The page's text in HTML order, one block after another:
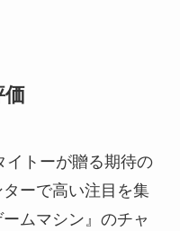
価
イトーが贈る期待の
ーで高い注目を集
ムマシン』のチャ